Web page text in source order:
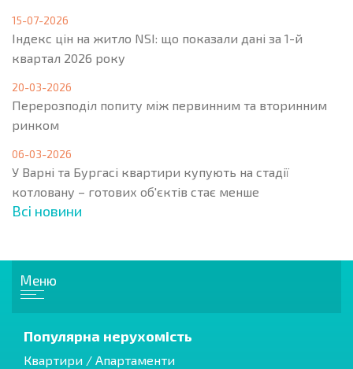
15-07-2026
Індекс цін на житло NSI: що показали дані за 1-й
квартал 2026 року
20-03-2026
Перерозподіл попиту між первинним та вторинним
ринком
06-03-2026
У Варні та Бургасі квартири купують на стадії
котловану – готових об'єктів стає менше
Всі новини
Меню
Популярна нерухомість
Квартири / Апартаменти